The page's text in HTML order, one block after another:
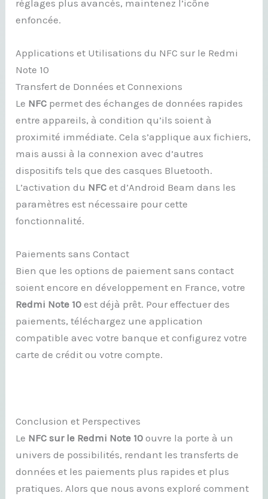
réglages plus avancés, maintenez l’icône
enfoncée.
Applications et Utilisations du NFC sur le Redmi
Note 10
Transfert de Données et Connexions
Le NFC permet des échanges de données rapides
entre appareils, à condition qu’ils soient à
proximité immédiate. Cela s’applique aux fichiers,
mais aussi à la connexion avec d’autres
dispositifs tels que des casques Bluetooth.
L’activation du NFC et d’Android Beam dans les
paramètres est nécessaire pour cette
fonctionnalité.
Paiements sans Contact
Bien que les options de paiement sans contact
soient encore en développement en France, votre
Redmi Note 10 est déjà prêt. Pour effectuer des
paiements, téléchargez une application
compatible avec votre banque et configurez votre
carte de crédit ou votre compte.
Conclusion et Perspectives
Le NFC sur le Redmi Note 10 ouvre la porte à un
univers de possibilités, rendant les transferts de
données et les paiements plus rapides et plus
pratiques. Alors que nous avons exploré comment